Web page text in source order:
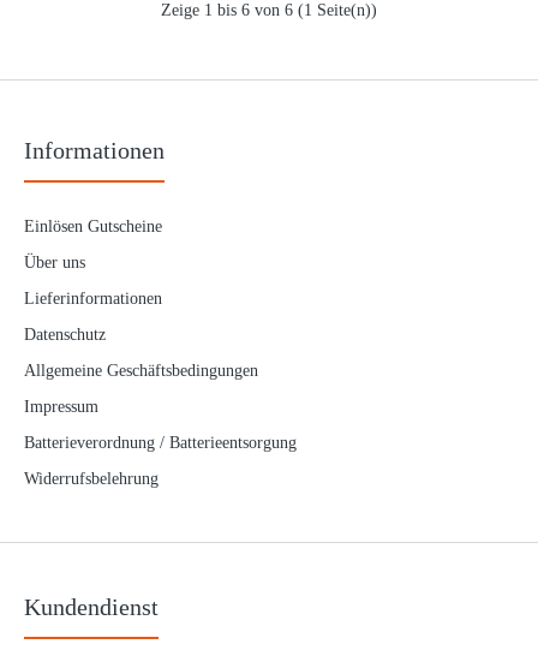
2,40€
Behr Anti-TangleAbstandshalter aus Chrom sind bei
Zeige 1 bis 6 von 6 (1 Seite(n))
Informationen
Einlösen Gutscheine
Über uns
Lieferinformationen
Datenschutz
Allgemeine Geschäftsbedingungen
Impressum
Batterieverordnung / Batterieentsorgung
Widerrufsbelehrung
Kundendienst